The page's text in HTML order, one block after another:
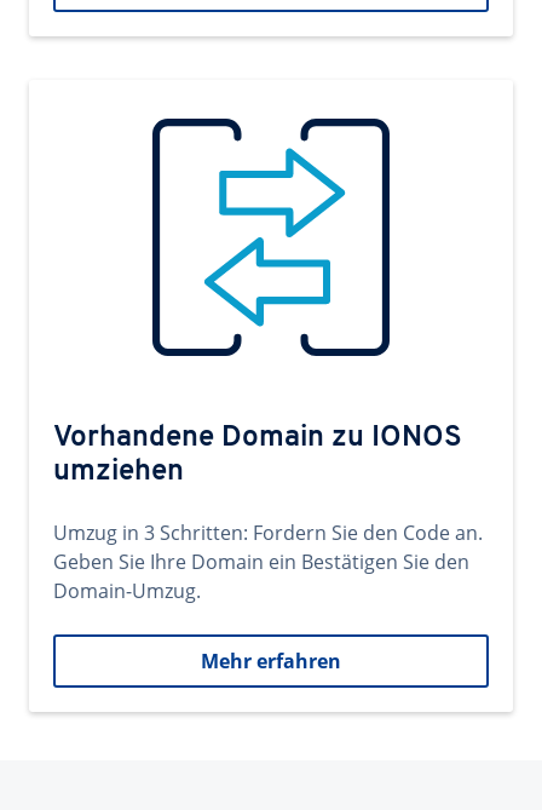
Vorhandene Domain zu IONOS
umziehen
Umzug in 3 Schritten: Fordern Sie den Code an.
Geben Sie Ihre Domain ein Bestätigen Sie den
Domain-Umzug.
Mehr erfahren